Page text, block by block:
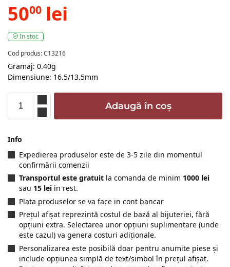
5000 lei
In stoc
Cod produs: C13216
Gramaj: 0.40g
Dimensiune: 16.5/13.5mm
Adaugă în coș
Info
Expedierea produselor este de 3-5 zile din momentul
confirmării comenzii
Transportul este gratuit la comanda de minim 1000 lei
sau 15 lei in rest.
Plata produselor se va face in cont bancar
Prețul afișat reprezintă costul de bază al bijuteriei, fără
opțiuni extra. Selectarea unor opțiuni suplimentare (unde
este cazul) va genera costuri adiționale.
Personalizarea este posibilă doar pentru anumite piese și
include opțiunea simplă de text/simbol în prețul afișat.